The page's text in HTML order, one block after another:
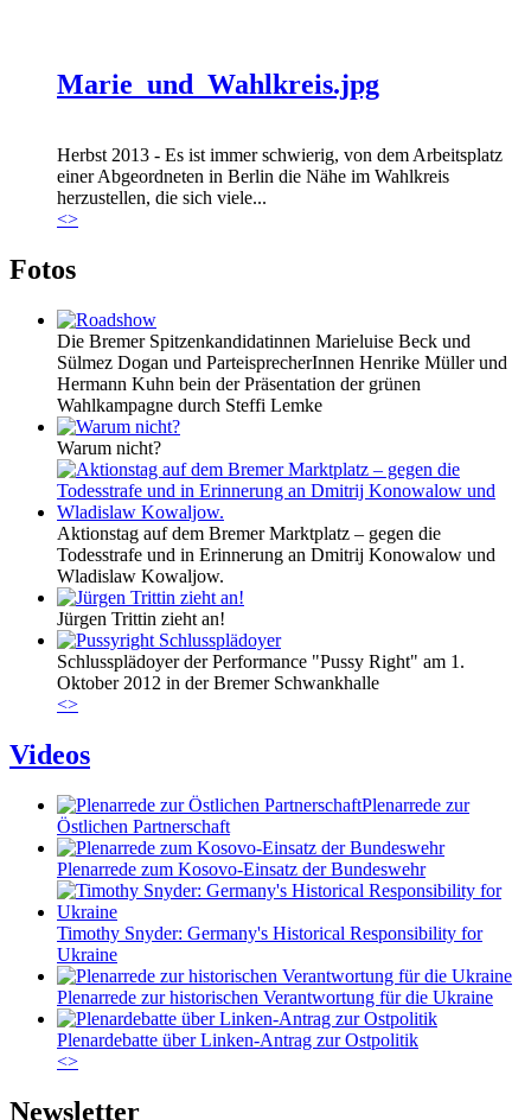
Marie_und_Wahlkreis.jpg
Herbst 2013 - Es ist immer schwierig, von dem Arbeitsplatz
einer Abgeordneten in Berlin die Nähe im Wahlkreis
herzustellen, die sich viele...
<>
Fotos
Die Bremer Spitzenkandidatinnen Marieluise Beck und
Sülmez Dogan und ParteisprecherInnen Henrike Müller und
Hermann Kuhn bein der Präsentation der grünen
Wahlkampagne durch Steffi Lemke
Warum nicht?
Aktionstag auf dem Bremer Marktplatz – gegen die
Todesstrafe und in Erinnerung an Dmitrij Konowalow und
Wladislaw Kowaljow.
Jürgen Trittin zieht an!
Schlussplädoyer der Performance "Pussy Right" am 1.
Oktober 2012 in der Bremer Schwankhalle
<>
Videos
Plenarrede zur
Östlichen Partnerschaft
Plenarrede zum Kosovo-Einsatz der Bundeswehr
Timothy Snyder: Germany's Historical Responsibility for
Ukraine
Plenarrede zur historischen Verantwortung für die Ukraine
Plenardebatte über Linken-Antrag zur Ostpolitik
<>
Newsletter